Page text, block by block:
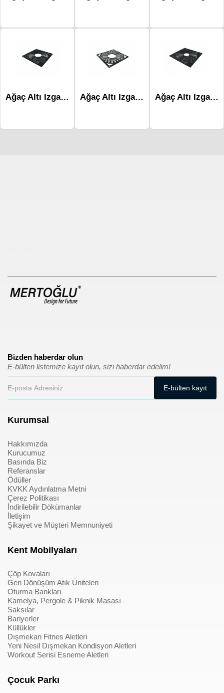
Ağaç Altı Izgara Maı-014 Ağaç Altı Izgara Maı-002 Ağaç Altı Izgara Maı-015
Bizden haberdar olun
E-bülten listemize kayıt olun, sizi haberdar edelim!
Kurumsal
Hakkımızda
Kurucumuz
Basında Biz
Referanslar
Ödüller
KVKK Aydınlatma Metni
Çerez Politikası
İndirilebilir Dökümanlar
İletişim
Şikayet ve Müşteri Memnuniyeti
Kent Mobilyaları
Çöp Kovaları
Geri Dönüşüm Atık Üniteleri
Oturma Bankları
Kamelya, Pergole & Piknik Masası
Saksılar
Bariyerler
Küllükler
Dışmekan Fitnes Aletleri
Yeni Nesil Dışmekan Kondisyon Aletleri
Workout Serisi Esneme Aletleri
Çocuk Parkı